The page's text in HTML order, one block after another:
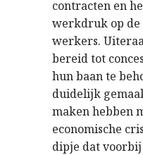
contracten en
werkdruk op de
werkers.
bereid tot
hun baan te
duidelijk
maken hebben
economische
dipje dat